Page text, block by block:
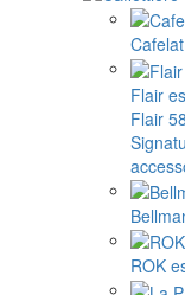
Flair
Flair 58
ROK